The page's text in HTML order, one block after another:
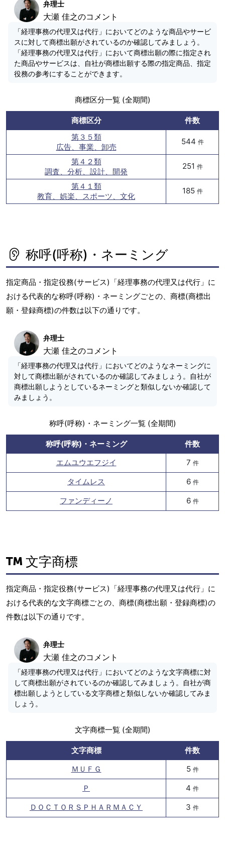
弁理士
大瀬 佳之のコメント
「経理事務の代理又は代行」においてどのような商品やサービ
スに対して商標出願がされているのか確認してみましょう。
「経理事務の代理又は代行」において商標出願の際に指定され
た商品やサービスは、自社が商標出願する際の指定商品、指定
役務の参考にすることができます。
商標区分一覧 (全期間)
商標区分
件数
第３５類
広告、事業、卸売
544 件
第４２類
調査、分析、設計、開発
251 件
第４１類
教育、娯楽、スポーツ、文化
185 件
称呼(呼称)・ネーミング
指定商品・指定役務(サービス)「経理事務の代理又は代行」に
おける代表的な称呼(呼称)・ネーミングごとの、商標(商標出
願・登録商標)の件数は以下の通りです。
弁理士
大瀬 佳之のコメント
「経理事務の代理又は代行」においてどのようなネーミングに
対して商標出願がされているのか確認してみましょう。自社が
商標出願しようとしているネーミングと類似しないか確認して
みましょう。
称呼(呼称)・ネーミング一覧 (全期間)
称呼(呼称)・ネーミング
件数
エムユウエフジイ
7 件
タイムレス 6 件
ファンディーノ 6 件
文字商標
指定商品・指定役務(サービス)「経理事務の代理又は代行」に
おける代表的な文字商標ごとの、商標(商標出願・登録商標)の
件数は以下の通りです。
弁理士
大瀬 佳之のコメント
「経理事務の代理又は代行」においてどのような文字商標に対
して商標出願がされているのか確認してみましょう。自社が商
標出願しようとしている文字商標と類似しないか確認してみま
しょう。
文字商標一覧 (全期間)
文字商標
件数
ＭＵＦＧ
5 件
Ｐ 4 件
ＤＯＣＴＯＲＳＰＨＡＲＭＡＣＹ 3 件